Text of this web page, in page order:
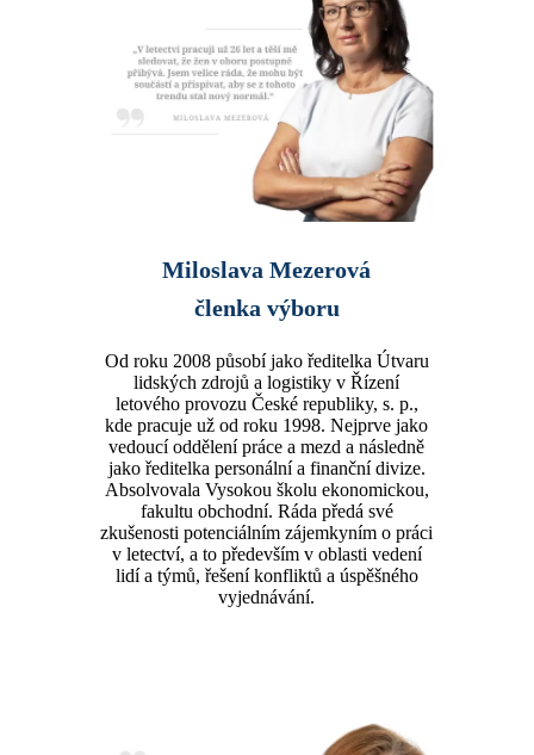
Miloslava Mezerová
členka výboru
Od roku 2008 působí jako ředitelka Útvaru
lidských zdrojů a logistiky v Řízení
letového provozu České republiky, s. p.,
kde pracuje už od roku 1998. Nejprve jako
vedoucí oddělení práce a mezd a následně
jako ředitelka personální a finanční divize.
Absolvovala Vysokou školu ekonomickou,
fakultu obchodní. Ráda předá své
zkušenosti potenciálním zájemkyním o práci
v letectví, a to především v oblasti vedení
lidí a týmů, řešení konfliktů a úspěšného
vyjednávání.